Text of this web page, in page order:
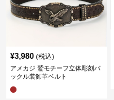
¥3,980 (税込)
アメカジ 鷲モチーフ立体彫刻バ
ックル装飾革ベルト